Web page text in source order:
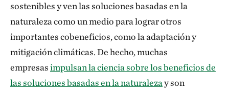
sostenibles y ven las soluciones basadas en la
naturaleza como un medio para lograr otros
importantes cobeneficios, como la adaptación y
mitigación climáticas. De hecho, muchas
empresasimpulsan la ciencia sobre los beneficios de
las soluciones basadas en la naturalezay son